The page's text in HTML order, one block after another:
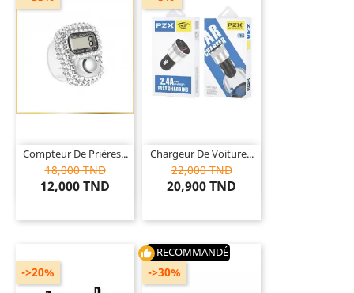
Compteur De Prières...
18,000 TND
12,000 TND
Chargeur De Voiture...
22,000 TND
20,900 TND
->20%
thumb_up RECOMMANDÉ
->30%